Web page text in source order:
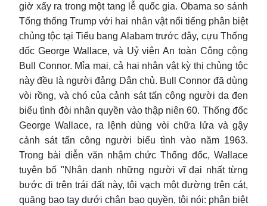
giờ xẩy ra trong một tang lễ quốc gia. Obama so sánh
Tổng thống Trump với hai nhân vật nổi tiếng phân biệt
chủng tộc tại Tiểu bang Alabam trước đây, cựu Thống
đốc George Wallace, và Uỷ viên An toàn Công cộng
Bull Connor. Mỉa mai, cả hai nhân vật kỳ thị chủng tộc
này đều là người đảng Dân chủ. Bull Connor đã dùng
vòi rồng, và chó của cảnh sát tấn công người da đen
biểu tình đòi nhân quyền vào thập niên 60. Thống đốc
George Wallace, ra lệnh dùng vòi chữa lửa và gậy
cảnh sát tấn công người biểu tình vào năm 1963.
Trong bài diễn văn nhậm chức Thống đốc, Wallace
tuyên bố "Nhân danh những người vĩ đại nhất từng
bước đi trên trái đất này, tôi vạch một đường trên cát,
quăng bao tay dưới chân bạo quyền, tôi nói: phân biệt